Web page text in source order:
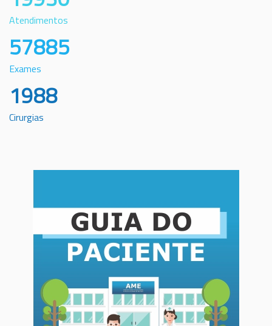
Atendimentos
57885
Exames
1988
Cirurgias